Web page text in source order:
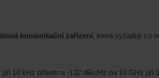
komunikační zařízení, která vyžadují co
10 kHz offsetu a -132 dBc/Hz na 10 GHz při